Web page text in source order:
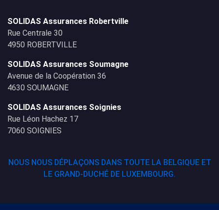
SOLIDAS Assurances Robertville
Rue Centrale 30
4950 ROBERTVILLE
SOLIDAS Assurances Soumagne
Avenue de la Coopération 36
4630 SOUMAGNE
SOLIDAS Assurances Soignies
Rue Léon Hachez 17
7060 SOIGNIES
NOUS NOUS DÉPLAÇONS DANS TOUTE LA BELGIQUE ET
LE GRAND-DUCHÉ DE LUXEMBOURG.